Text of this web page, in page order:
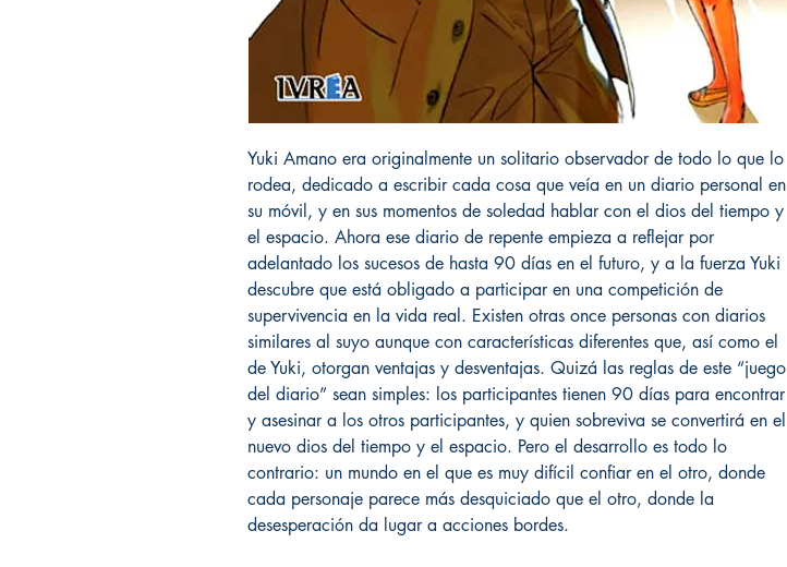
Yuki Amano era originalmente un solitario observador de todo lo que lo
rodea, dedicado a escribir cada cosa que veía en un diario personal en
su móvil, y en sus momentos de soledad hablar con el dios del tiempo y
el espacio. Ahora ese diario de repente empieza a reflejar por
adelantado los sucesos de hasta 90 días en el futuro, y a la fuerza Yuki
descubre que está obligado a participar en una competición de
supervivencia en la vida real. Existen otras once personas con diarios
similares al suyo aunque con características diferentes que, así como el
de Yuki, otorgan ventajas y desventajas. Quizá las reglas de este “juego
del diario” sean simples: los participantes tienen 90 días para encontrar
y asesinar a los otros participantes, y quien sobreviva se convertirá en el
nuevo dios del tiempo y el espacio. Pero el desarrollo es todo lo
contrario: un mundo en el que es muy difícil confiar en el otro, donde
cada personaje parece más desquiciado que el otro, donde la
desesperación da lugar a acciones bordes.